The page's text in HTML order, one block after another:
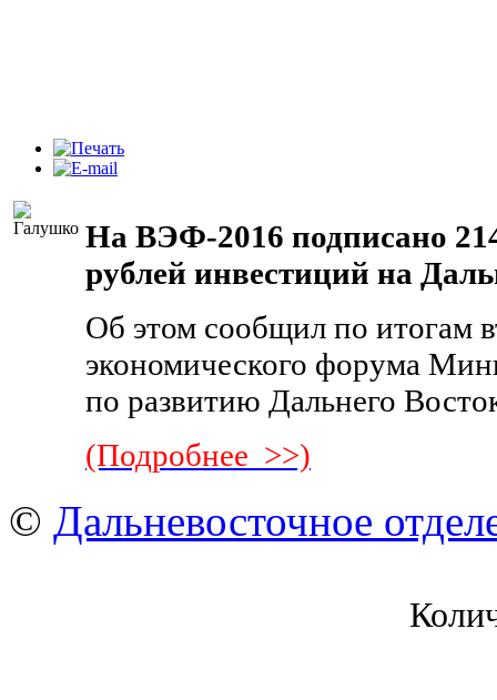
На ВЭФ-2016 подписано
рублей инвестиций на
Об этом сообщил по итогам
экономического форума
по развитию Дальнего
(Подробнее >>)
© Дальневосточное